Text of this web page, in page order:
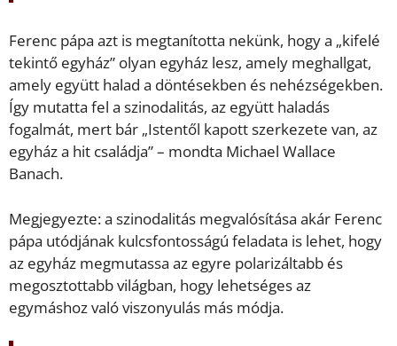
Ferenc pápa azt is megtanította nekünk, hogy a „kifelé
tekintő egyház” olyan egyház lesz, amely meghallgat,
amely együtt halad a döntésekben és nehézségekben.
Így mutatta fel a szinodalitás, az együtt haladás
fogalmát, mert bár „Istentől kapott szerkezete van, az
egyház a hit családja” – mondta Michael Wallace
Banach.
Megjegyezte: a szinodalitás megvalósítása akár Ferenc
pápa utódjának kulcsfontosságú feladata is lehet, hogy
az egyház megmutassa az egyre polarizáltabb és
megosztottabb világban, hogy lehetséges az
egymáshoz való viszonyulás más módja.